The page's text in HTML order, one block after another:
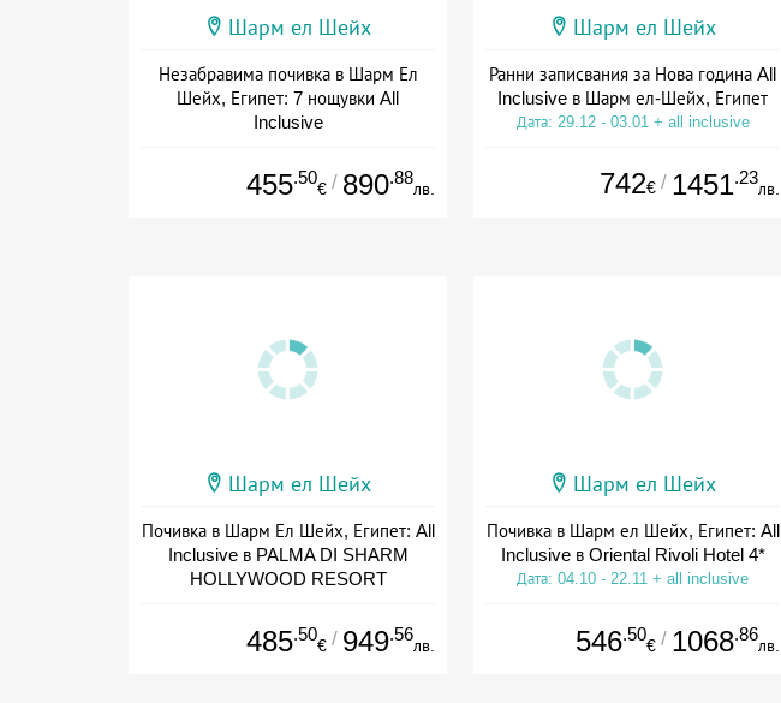
Шарм ел Шейх
Незабравима почивка в Шарм Ел
Шейх, Египет: 7 нощувки All
Inclusive
455.50
€ / 890.88
лв.
Шарм ел Шейх
Ранни записвания за Нова година All
Inclusive в Шарм ел-Шейх, Египет
Дата: 29.12 - 03.01 + all inclusive
742€ / 1451.23
лв.
Шарм ел Шейх
Почивка в Шарм Ел Шейх, Египет: All
Inclusive в PALMA DI SHARM
HOLLYWOOD RESORT
485.50
€ / 949.56
лв.
Шарм ел Шейх
Почивка в Шарм ел Шейх, Египет: All
Inclusive в Oriental Rivoli Hotel 4*
Дата: 04.10 - 22.11 + all inclusive
546.50
€ / 1068.86
лв.